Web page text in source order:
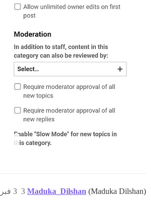
Maduka_Dilshan (Maduka Dilshan) 3 فبراير 2025، 2:52ص 3